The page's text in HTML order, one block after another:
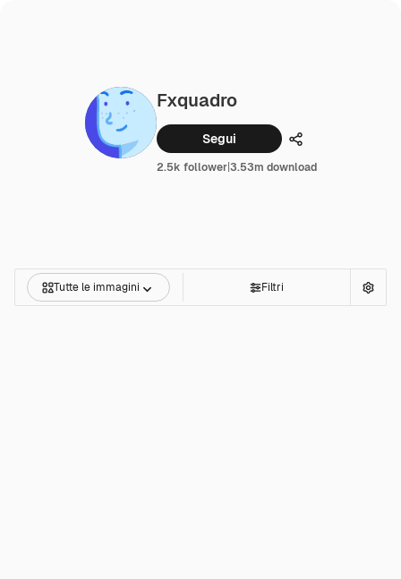
Fxquadro
Segui Condividi
2.5k follower|3.53m download
Tutte le immagini Filtri